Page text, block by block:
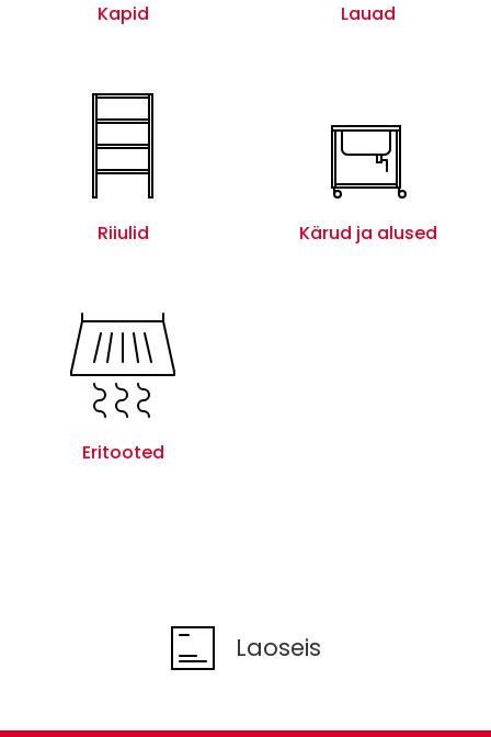
Kapid Lauad
Riiulid Kärud ja alused
Eritooted
Laoseis